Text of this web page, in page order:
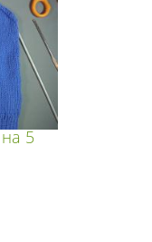
5